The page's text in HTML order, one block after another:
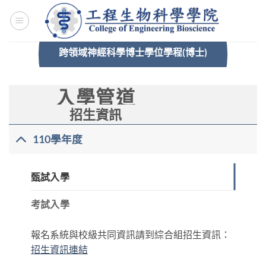
跨領域神經科學博士學位學程(博士)
入學管道
招生資訊
110學年度
甄試入學
考試入學
報名系統與校級共同資訊請到綜合組招生資訊：
招生資訊連結